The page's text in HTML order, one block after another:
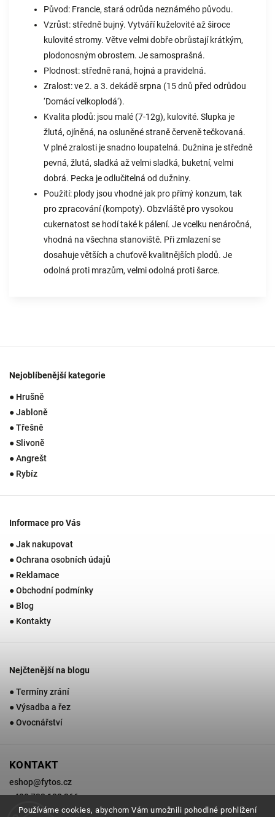
Používáme cookies, abychom Vám umožnili pohodlné prohlížení
Původ: Francie, stará odrůda neznámého původu.
Vzrůst: středně bujný. Vytváří kuželovité až široce
kulovité stromy. Větve velmi dobře obrůstají krátkým,
plodonosným obrostem. Je samosprašná.
Plodnost: středně raná, hojná a pravidelná.
Zralost: ve 2. a 3. dekádě srpna (15 dnů před odrůdou
‘Domácí velkoplodá‘).
Kvalita plodů: jsou malé (7-12g), kulovité. Slupka je
žlutá, ojíněná, na osluněné straně červeně tečkovaná.
V plné zralosti je snadno loupatelná. Dužnina je středně
pevná, žlutá, sladká až velmi sladká, buketní, velmi
dobrá. Pecka je odlučitelná od dužniny.
Použití: plody jsou vhodné jak pro přímý konzum, tak
pro zpracování (kompoty). Obzvláště pro vysokou
cukernatost se hodí také k pálení. Je vcelku nenáročná,
vhodná na všechna stanoviště. Při zmlazení se
dosahuje větších a chuťově kvalitnějších plodů. Je
odolná proti mrazům, velmi odolná proti šarce.
Nejoblíbenější kategorie
● Hrušně
● Jabloně
● Třešně
● Slivoně
● Angrešt
● Rybíz
Informace pro Vás
● Jak nakupovat
● Ochrana osobních údajů
● Reklamace
● Obchodní podmínky
● Blog
● Kontakty
Nejčtenější na blogu
● Termíny zrání
● Výsadba a řez
● Ovocnářství
KONTAKT
eshop@fytos.cz
+420 733 133 366